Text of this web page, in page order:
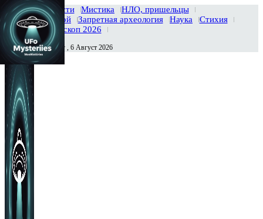
Главная Новости Мистика
НЛО, пришельцы
Тайны вселенной
Запретная археология Наука
Стихия
История
Гороскоп 2026
Сегодня Четверг , 6 Август 2026